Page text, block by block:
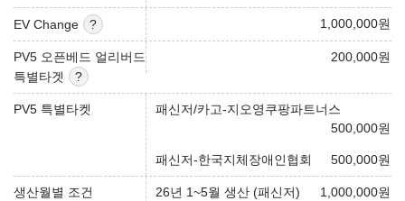
EV Change 1,000,000원
PV5 오픈베드 얼리버드
특별타겟
200,000원
PV5 특별타켓
패신저/카고-지오영쿠팡파트너스
500,000원
패신저-한국지체장애인협회 500,000원
생산월별 조건 26년 1~5월 생산 (패신저) 1,000,000원